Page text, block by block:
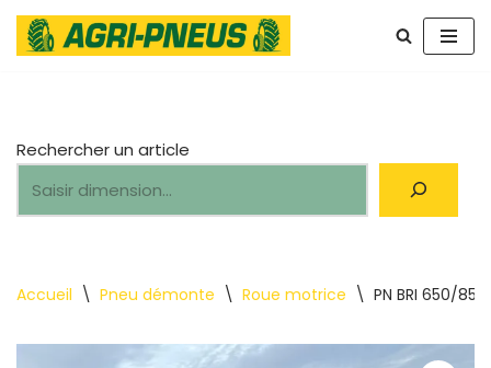
Aller
Accueil \ Pneu démonte \ Roue motrice \ PN BRI 650/
Rechercher un article